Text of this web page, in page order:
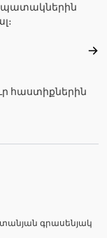
հաստիքներին
գրասենյակ